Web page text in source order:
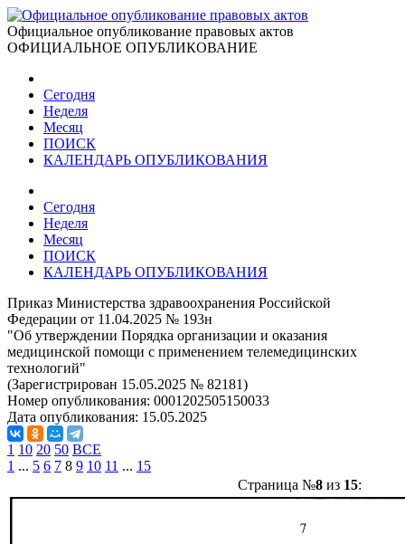
Официальное опубликование правовых актов
ОФИЦИАЛЬНОЕ ОПУБЛИКОВАНИЕ
Сегодня
Неделя
Месяц
ПОИСК
КАЛЕНДАРЬ ОПУБЛИКОВАНИЯ
Сегодня
Неделя
Месяц
ПОИСК
КАЛЕНДАРЬ ОПУБЛИКОВАНИЯ
Приказ Министерства здравоохранения Российской
Федерации от 11.04.2025 № 193н
"Об утверждении Порядка организации и оказания
медицинской помощи с применением телемедицинских
технологий"
(Зарегистрирован 15.05.2025 № 82181)
Номер опубликования: 0001202505150033
Дата опубликования: 15.05.2025
1 10 20 50 ВСЕ
1 ... 5 6 7 8 9 10 11 ... 15
Страница №8из 15: